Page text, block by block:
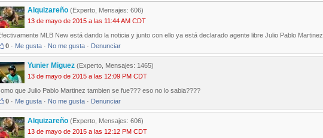
Alquizareño (Experto, Mensajes: 606)
13 de mayo de 2015 a las 11:44 AM CDT
MLB New está dando la noticia y junto con ello ya está declarado agente libre Julio Pablo Martinez.
0 · Me gusta · No me gusta · Denunciar
Yunier Miguez (Experto, Mensajes: 1465)
13 de mayo de 2015 a las 12:09 PM CDT
que Julio Pablo Martinez tambien se fue??? eso no lo sabia????
0 · Me gusta · No me gusta · Denunciar
Alquizareño (Experto, Mensajes: 606)
13 de mayo de 2015 a las 12:12 PM CDT